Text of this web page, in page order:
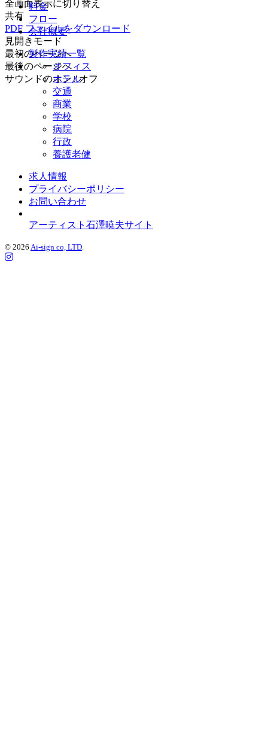
全画面表示に切り替え
共有
PDF ファイルをダウンロード
見開きモード
最初のページへ
最後のページへ
サウンドのオン / オフ
料金
フロー
会社概要
製作実績一覧
オフィス
ホテル
交通
商業
学校
病院
行政
養護老健
求人情報
プライバシーポリシー
お問い合わせ
アーティスト石澤暁夫サイト
© 2026 Ai-sign co, LTD.